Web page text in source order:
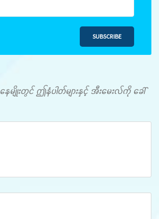
SUBSCRIBE
ေမျိုးတွင် ဤနံပါတ်များနှင့် အီးမေးလ်ကို ခေါ်